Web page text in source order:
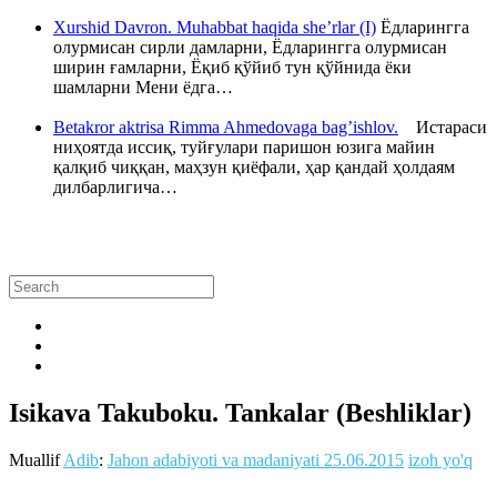
Xurshid Davron. Muhabbat haqida she’rlar (I) Ёдларингга
олурмисан сирли дамларни, Ёдларингга олурмисан
ширин ғамларни, Ёқиб қўйиб тун қўйнида ёки
шамларни Мени ёдга…
Betakror aktrisa Rimma Ahmedovaga bag’ishlov. Истараси
ниҳоятда иссиқ, туйғулари паришон юзига майин
қалқиб чиққан, маҳзун қиёфали, ҳар қандай ҳолдаям
дилбарлигича…
Isikava Takuboku. Tankalar (Beshliklar)
MuallifAdib: Jahon adabiyoti va madaniyati 25.06.2015 izoh yo'q